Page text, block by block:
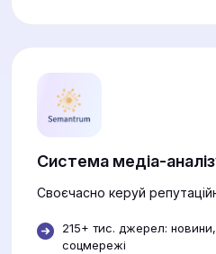
Система медіа-
Своєчасно керуй
215+ тис. джерел:
соцмережі